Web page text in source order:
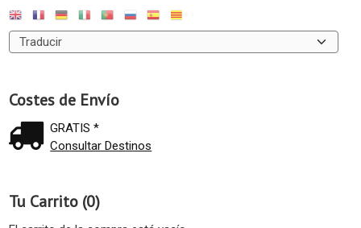
Costes de Envío
GRATIS *
Consultar Destinos
Tu Carrito (0)